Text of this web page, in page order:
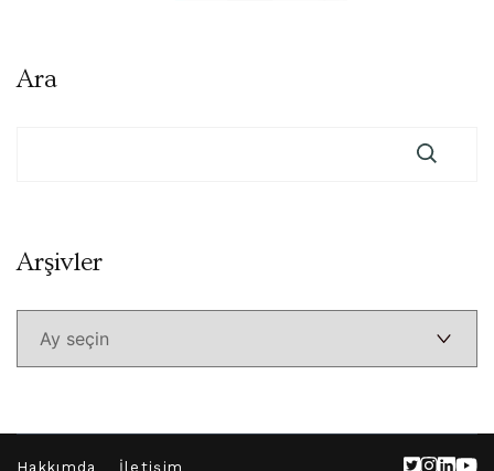
Ara
ArşivlerArşivler
Hakkımda İletişim